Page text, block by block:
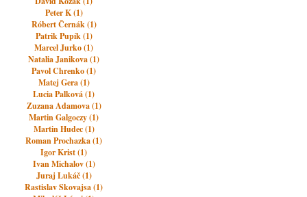
Peter K (1)
Róbert Černák (1)
Patrik Pupík (1)
Marcel Jurko (1)
Natalia Janikova (1)
Pavol Chrenko (1)
Matej Gera (1)
Lucia Palková (1)
Zuzana Adamova (1)
Martin Galgoczy (1)
Martin Hudec (1)
Roman Prochazka (1)
Igor Krist (1)
Ivan Michalov (1)
Juraj Lukáč (1)
Rastislav Skovajsa (1)